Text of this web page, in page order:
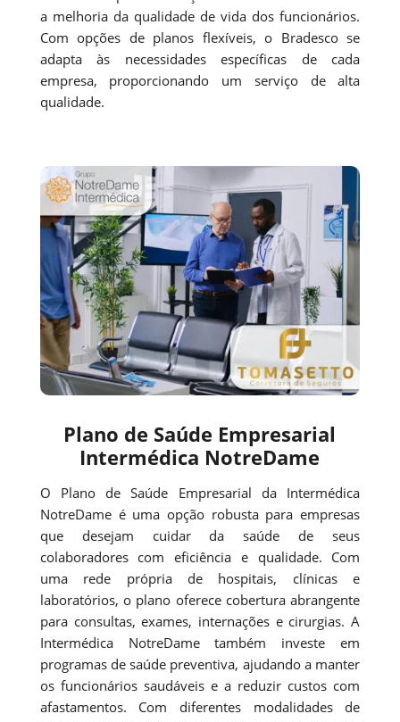
a melhoria da qualidade de vida dos funcionários.
Com opções de planos flexíveis, o Bradesco se
adapta às necessidades específicas de cada
empresa, proporcionando um serviço de alta
qualidade.
Plano de Saúde Empresarial
Intermédica NotreDame
O Plano de Saúde Empresarial da Intermédica
NotreDame é uma opção robusta para empresas
que desejam cuidar da saúde de seus
colaboradores com eficiência e qualidade. Com
uma rede própria de hospitais, clínicas e
laboratórios, o plano oferece cobertura abrangente
para consultas, exames, internações e cirurgias. A
Intermédica NotreDame também investe em
programas de saúde preventiva, ajudando a manter
os funcionários saudáveis e a reduzir custos com
afastamentos. Com diferentes modalidades de